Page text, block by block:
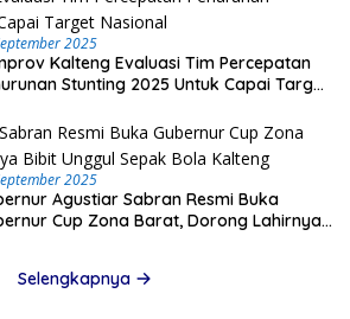
2025
Kalteng Evaluasi Tim Percepatan
Stunting 2025 Untuk Capai Target
2025
Agustiar Sabran Resmi Buka
Cup Zona Barat, Dorong Lahirnya
Selengkapnya